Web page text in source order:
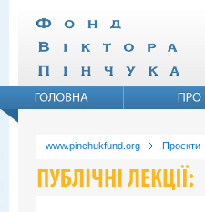
www.pinchukfund.org Проєкти